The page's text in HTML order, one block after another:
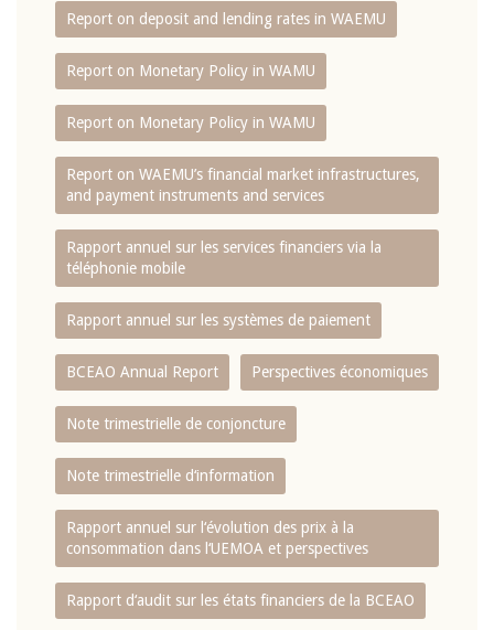
Report on deposit and lending rates in WAEMU
Report on Monetary Policy in WAMU
Report on Monetary Policy in WAMU
Report on WAEMU’s financial market infrastructures,
and payment instruments and services
Rapport annuel sur les services financiers via la
téléphonie mobile
Rapport annuel sur les systèmes de paiement
BCEAO Annual Report Perspectives économiques
Note trimestrielle de conjoncture
Note trimestrielle d‘information
Rapport annuel sur l‘évolution des prix à la
consommation dans l‘UEMOA et perspectives
Rapport d‘audit sur les états financiers de la BCEAO